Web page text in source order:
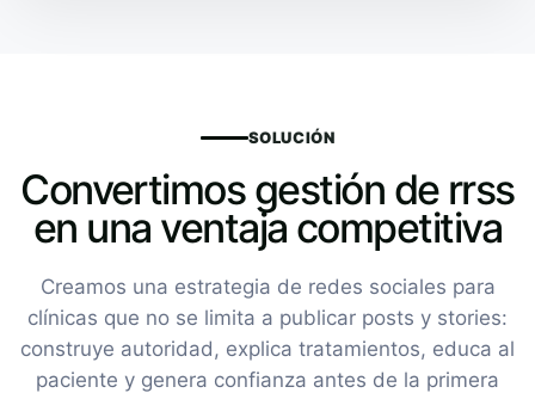
SOLUCIÓN
Convertimos gestión de rrss
en una ventaja competitiva
Creamos una estrategia de redes sociales para
clínicas que no se limita a publicar posts y stories:
construye autoridad, explica tratamientos, educa al
paciente y genera confianza antes de la primera